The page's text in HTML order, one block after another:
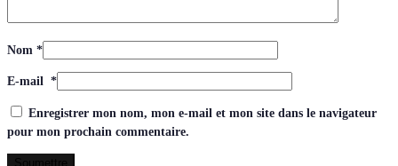
Nom *
E-mail *
Enregistrer mon nom, mon e-mail et mon site dans le navigateur
pour mon prochain commentaire.